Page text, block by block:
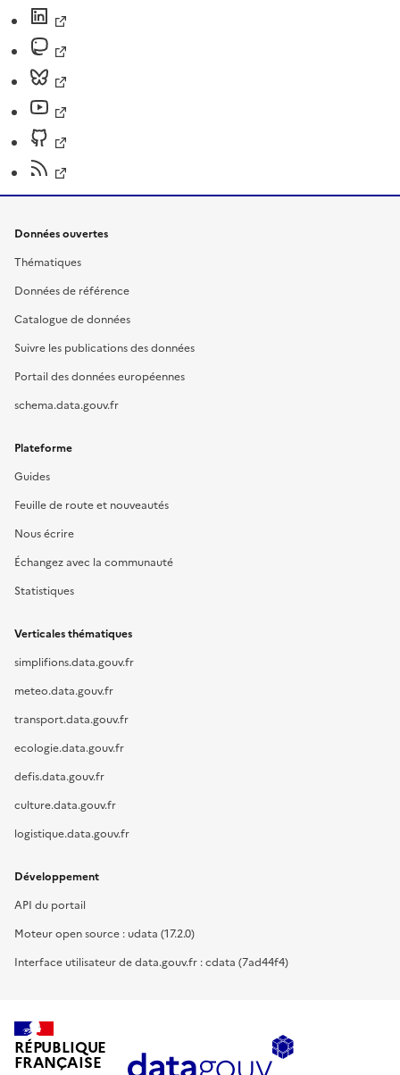
Données ouvertes
Thématiques
Données de référence
Catalogue de données
Suivre les publications des données
Portail des données européennes
schema.data.gouv.fr
Plateforme
Guides
Feuille de route et nouveautés
Nous écrire
Échangez avec la communauté
Statistiques
Verticales thématiques
simplifions.data.gouv.fr
meteo.data.gouv.fr
transport.data.gouv.fr
ecologie.data.gouv.fr
defis.data.gouv.fr
culture.data.gouv.fr
logistique.data.gouv.fr
Développement
API du portail
Moteur open source : udata (17.2.0)
Interface utilisateur de data.gouv.fr : cdata (7ad44f4)
RÉPUBLIQUE
FRANÇAISE